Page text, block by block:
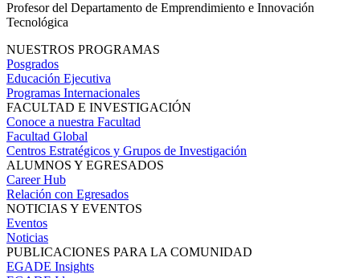
Profesor del Departamento de Emprendimiento e Innovación
Tecnológica
NUESTROS PROGRAMAS
Posgrados
Educación Ejecutiva
Programas Internacionales
FACULTAD E INVESTIGACIÓN
Conoce a nuestra Facultad
Facultad Global
Centros Estratégicos y Grupos de Investigación
ALUMNOS Y EGRESADOS
Career Hub
Relación con Egresados
NOTICIAS Y EVENTOS
Eventos
Noticias
PUBLICACIONES PARA LA COMUNIDAD
EGADE Insights